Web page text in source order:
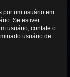
por um usuário em
Se estiver
usuário, contate o
usuário de